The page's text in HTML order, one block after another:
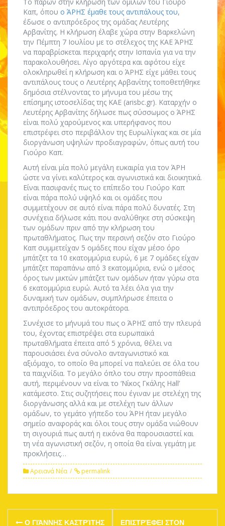
Καπ, όπου ο ΆΡΗΣ έμαθε τους αντιπάλους του,
έδωσε ο αντιπρόεδρος της ομάδας Λευτέρης
Αρβανίτης. Η κλήρωση έλαβε χώρα στην Βαρκελώνη
την Πέμπτη 7 Ιουλίου με το στέλεχος της ΚΑΕ ΆΡΗΣ
να παραβρίσκεται περιχαρής στην Ισπανία για να την
παρακολουθήσει. Λίγο αργότερα και αφότου είχε
ολοκληρωθεί η κλήρωση και ο ΆΡΗΣ είχε μάθει τους
αντιπάλους τους ο Λευτέρης Αρβανίτης τοποθετήθηκε
δημόσια στέλνοντας το μήνυμα του μέσω της
επίσημης ιστοσελίδας της ΚΑΕ (arisbc.gr). Καταρχήν ο
Λευτέρης Αρβανίτης δήλωσε πως σύσσωμος ο ΆΡΗΣ
είναι πολύ χαρούμενος και υπερήφανος που
επιστρέφει στο περιβάλλον της Ευρωλίγκας και σε μία
διοργάνωση υψηλών προδιαγραφών, όπως αυτή του
Γιούρο Καπ.
Αυτή είναι μία πολύ μεγάλη ευκαιρία για τον ΆΡΗ
ώστε να γίνει καλύτερος και αγωνιστικά και διοικητικά.
Είναι πασιφανές πως το επίπεδο του Γιούρο Καπ
είναι πάρα πολύ υψηλό και οι ομάδες που
συμμετέχουν σε αυτό είναι πάρα πολύ δυνατές. Στη
συνέχεια δήλωσε κάτι που αναλύθηκε στη σύσκεψη
των ομάδων πριν από την κλήρωση του
πρωταθλήματος. Πως την περσινή σεζόν στο Γιούρο
Καπ συμμετείχαν 5 ομάδες που είχαν μέσο όρο
μπάτζετ τα 10 εκατομμύρια ευρώ, 6 με 7 ομάδες είχαν
μπάτζετ παραπάνω από 3 εκατομμύρια, ενώ ο μέσος
όρος των μικτών μπάτζετ των ομάδων ήταν γύρω στα
6 εκατομμύρια ευρώ. Αυτό τα λέει όλα για την
δυναμική των ομάδων, συμπλήρωσε έπειτα ο
αντιπρόεδρος του αυτοκράτορα.
Συνέχισε το μήνυμά του πως ο ΆΡΗΣ από την πλευρά
του, έχοντας επιστρέψει στα ευρωπαϊκά
πρωταθλήματα έπειτα από 5 χρόνια, θέλει να
παρουσιάσει ένα σύνολο ανταγωνιστικό και
αξιόμαχο, το οποίο θα μπορεί να παλεύει σε όλα του
τα παιχνίδια. Το μεγάλο όπλο του στην προσπάθεια
αυτή, περιμένουν να είναι το ‘Νίκος Γκάλης Hall’
κατάμεστο. Στις συζητήσεις που έγιναν με στελέχη της
διοργάνωσης αλλά και με στελέχη των άλλων
ομάδων, το γεμάτο γήπεδο του ΆΡΗ ήταν μεγάλο
σημείο αναφοράς και όλοι τους στην ομάδα νιώθουν
τη σιγουριά πως αυτή η εικόνα θα παρουσιαστεί και
τη νέα αγωνιστική σεζόν, η οποία θα είναι γεμάτη με
προκλήσεις…
Αρειανά Νέα permalink
PostΟ ΓΙΆΝΝΗΣ ΚΑΣΤΡΊΤΗΣ ΕΠΙΣΤΡΈΦΕΙ ΣΤΟΝ